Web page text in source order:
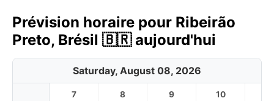
Prévision horaire pour Ribeirão
Preto, Brésil 🇧🇷 aujourd'hui
Saturday, August 08, 2026
7 8 9 10